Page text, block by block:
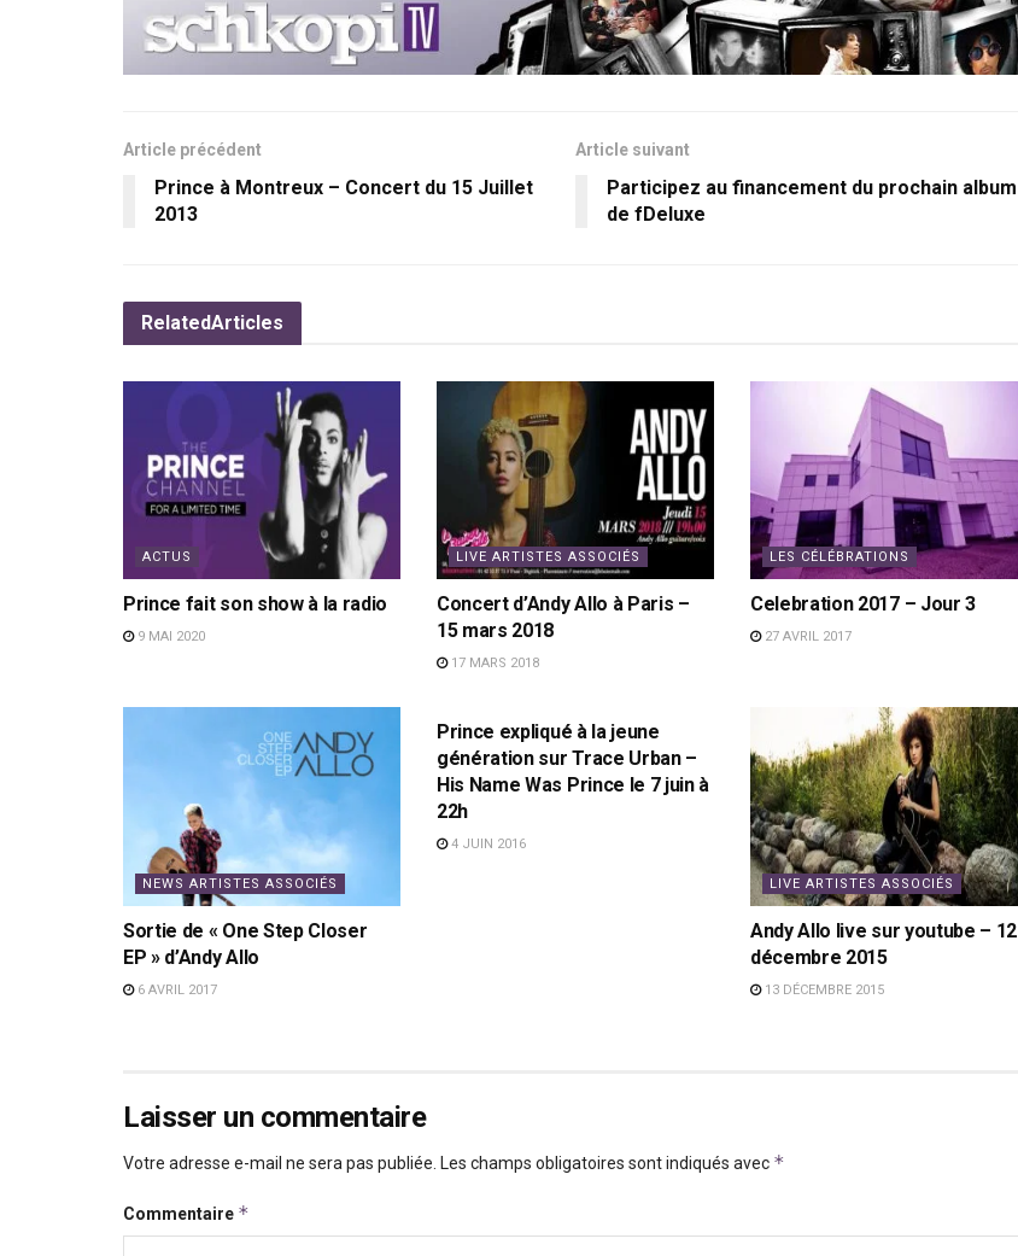
Article précédent
Prince à Montreux – Concert du 15 Juillet
2013
Article suivant
Participez au financement du prochain album
de fDeluxe
RelatedArticles
ACTUS
Prince fait son show à la radio
9 MAI 2020
LIVE ARTISTES ASSOCIÉS
Concert d’Andy Allo à Paris –
15 mars 2018
17 MARS 2018
LES CÉLÉBRATIONS
Celebration 2017 – Jour 3
27 AVRIL 2017
NEWS ARTISTES ASSOCIÉS
Sortie de « One Step Closer
EP » d’Andy Allo
6 AVRIL 2017
Prince expliqué à la jeune
génération sur Trace Urban –
His Name Was Prince le 7 juin à
22h
4 JUIN 2016
LIVE ARTISTES ASSOCIÉS
Andy Allo live sur youtube – 12
décembre 2015
13 DÉCEMBRE 2015
Laisser un commentaire
Votre adresse e-mail ne sera pas publiée. Les champs obligatoires sont indiqués avec *
Commentaire *